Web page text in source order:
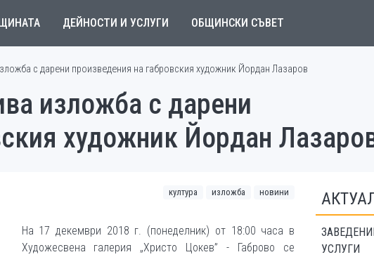
ДЕЙНОСТИ И УСЛУГИ ОБЩИНСКИ СЪВЕТ
с дарени произведения на габровския художник Йордан Лазаров
изложба с дарени
художник Йордан
култура изложба новини
На 17 декември 2018 г. (понеделник) от 18:00 часа в
Художесвена галерия „Христо Цокев” - Габрово се
УСЛУГИ